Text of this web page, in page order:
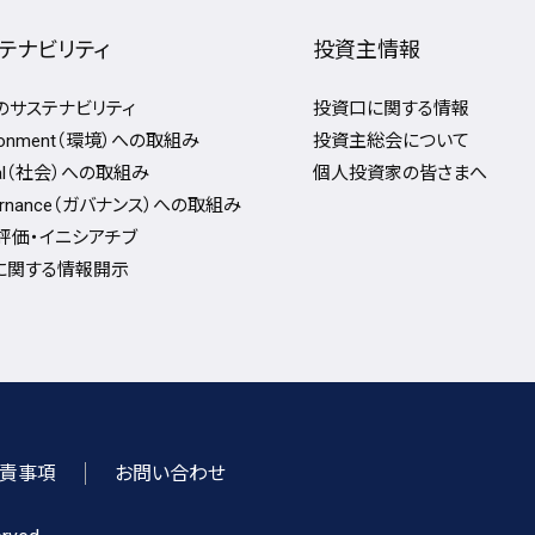
ナビリティ
サステナビリティ
（環境）への取組み
社会）への取組み
（ガバナンス）への取組み
価・イニシアチブ
関する情報開⽰
投資主情報
投資口に関する情報
投資主総会について
個人投資家の皆さまへ
事項 お問い合わせ